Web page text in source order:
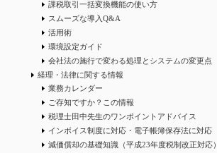
課税取引一括変換機能の使い方
スムーズな導入Q&A
活用術
環境設定ガイド
会社法の施行で変わる処理とシステムの変更点
経理・法律に関する情報
業務カレンダー
ご存知ですか？この情報
税理士田中先生のワンポイントアドバイス
インボイス制度に対応・電子帳簿保存法に対応
減価償却の基礎知識（平成23年度税制改正対応）